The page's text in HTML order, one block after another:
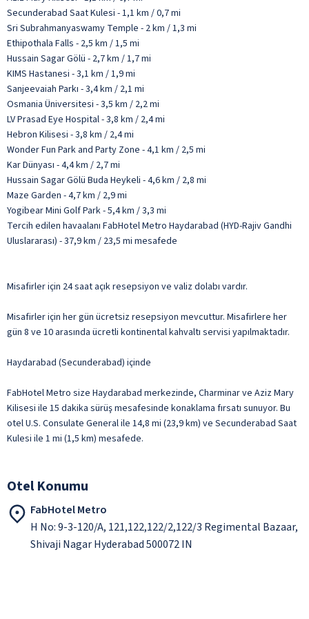
Secunderabad Saat Kulesi - 1,1 km / 0,7 mi
Sri Subrahmanyaswamy Temple - 2 km / 1,3 mi
Ethipothala Falls - 2,5 km / 1,5 mi
Hussain Sagar Gölü - 2,7 km / 1,7 mi
KIMS Hastanesi - 3,1 km / 1,9 mi
Sanjeevaiah Parkı - 3,4 km / 2,1 mi
Osmania Üniversitesi - 3,5 km / 2,2 mi
LV Prasad Eye Hospital - 3,8 km / 2,4 mi
Hebron Kilisesi - 3,8 km / 2,4 mi
Wonder Fun Park and Party Zone - 4,1 km / 2,5 mi
Kar Dünyası - 4,4 km / 2,7 mi
Hussain Sagar Gölü Buda Heykeli - 4,6 km / 2,8 mi
Maze Garden - 4,7 km / 2,9 mi
Yogibear Mini Golf Park - 5,4 km / 3,3 mi
Tercih edilen havaalanı FabHotel Metro Haydarabad (HYD-Rajiv Gandhi
Uluslararası) - 37,9 km / 23,5 mi mesafede
Misafirler için 24 saat açık resepsiyon ve valiz dolabı vardır.
Misafirler için her gün ücretsiz resepsiyon mevcuttur. Misafirlere her
gün 8 ve 10 arasında ücretli kontinental kahvaltı servisi yapılmaktadır.
Haydarabad (Secunderabad) içinde
FabHotel Metro size Haydarabad merkezinde, Charminar ve Aziz Mary
Kilisesi ile 15 dakika sürüş mesafesinde konaklama fırsatı sunuyor. Bu
otel U.S. Consulate General ile 14,8 mi (23,9 km) ve Secunderabad Saat
Kulesi ile 1 mi (1,5 km) mesafede.
Otel Konumu
FabHotel Metro
H No: 9-3-120/A, 121,122,122/2,122/3 Regimental Bazaar,
Shivaji Nagar Hyderabad 500072 IN